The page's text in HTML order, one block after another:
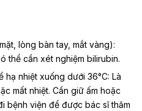
lòng bàn tay, mắt vàng):
thể cần xét nghiệm bilirubin.
hạ nhiệt xuống dưới 36°C: Là
mất nhiệt. Cần giữ ấm hoặc
bệnh viện để được bác sĩ thăm